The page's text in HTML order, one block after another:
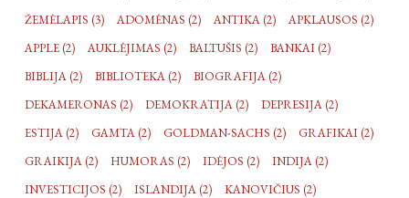
ŽEMĖLAPIS (3)
ADOMĖNAS (2) ANTIKA (2)
APKLAUSOS (2)
APPLE (2)
AUKLĖJIMAS (2) BALTUŠIS (2)
BANKAI (2)
BIBLIJA (2)
BIBLIOTEKA (2)
BIOGRAFIJA (2)
DEKAMERONAS (2)
DEMOKRATIJA (2)
DEPRESIJA (2)
ESTIJA (2)
GAMTA (2) GOLDMAN-SACHS (2)
GRAFIKAI (2)
GRAIKIJA (2)
HUMORAS (2) IDĖJOS (2)
INDIJA (2)
INVESTICIJOS (2)
ISLANDIJA (2)
KANOVIČIUS (2)